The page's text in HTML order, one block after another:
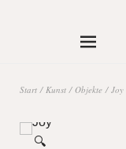
Start / Kunst / Objekte / Joy
🔍